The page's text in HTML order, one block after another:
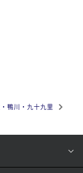
鴨川・九十九里